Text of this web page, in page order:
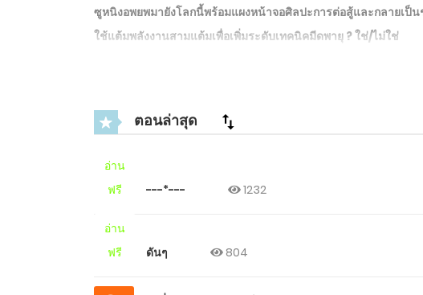
ซูหนิงอพยพมายังโลกนี้พร้อมแผงหน้าจอศิลปะการต่อสู้และกลายเป็
ใช้แต้มพลังงานสามแต้มเพื่อเพิ่มระดับเทคนิคมีดพายุ ? ใช่/ไม่ใช่
ตอนล่าสุด
อ่าน
ฟรี
---*--- 1232
อ่าน
ฟรี
ดันๆ 804